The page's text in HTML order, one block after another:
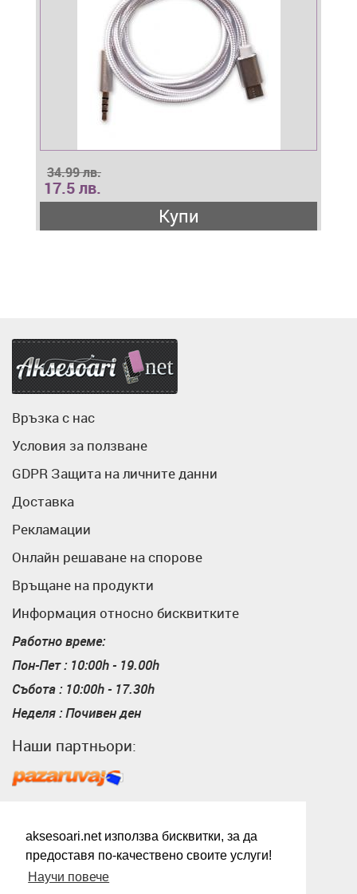
aksesoari.net използва бисквитки, за да
предоставя по-качествено своите услуги!
Научи повече
34.99 лв.
17.5 лв.
Купи
Връзка с нас
Условия за ползване
GDPR Защита на личните данни
Доставка
Рекламации
Онлайн решаване на спорове
Връщане на продукти
Информация относно бисквитките
Работно време:
Пон-Пет : 10:00h - 19.00h
Събота : 10:00h - 17.30h
Неделя : Почивен ден
Наши партньори: